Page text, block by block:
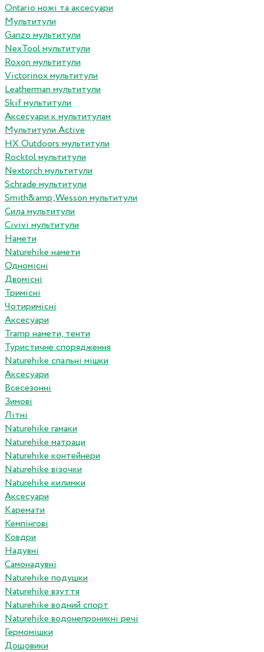
Ontario ножі та аксесуари
Мультитули
Ganzo мультитули
NexTool мультитули
Roxon мультитули
Victorinox мультитули
Leatherman мультитули
Skif мультитули
Аксесуари к мультитулам
Мультитули Active
HX Outdoors мультитули
Rocktol мультитули
Nextorch мультитули
Schrade мультитули
Smith&amp;Wesson мультитули
Сила мультитули
Civivi мультитули
Намети
Naturehike намети
Одномісні
Двомісні
Тримісні
Чотиримісні
Аксесуари
Tramp намети, тенти
Туристичне спорядження
Naturehike спальні мішки
Аксесуари
Всесезонні
Зимові
Літні
Naturehike гамаки
Naturehike матраци
Naturehike контейнери
Naturehike візочки
Naturehike килимки
Аксесуари
Каремати
Кемпінгові
Ковдри
Надувні
Самонадувні
Naturehike подушки
Naturehike взуття
Naturehike водний спорт
Naturehike водонепроникні речі
Гермомішки
Дощовики